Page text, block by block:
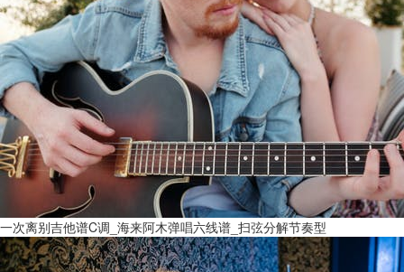
一次离别吉他谱C调_海来阿木弹唱六线谱_扫弦分解节奏型